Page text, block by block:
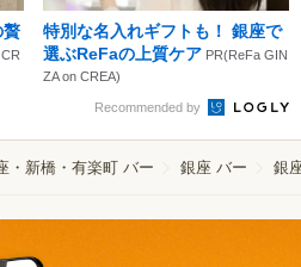
贅
特別な名入れギフトも！ 銀座で
選ぶReFaの上質ケア PR(ReFa GIN
ZA on CREA)
Recommended by
・新橋・有楽町 バー 銀座 バー 銀